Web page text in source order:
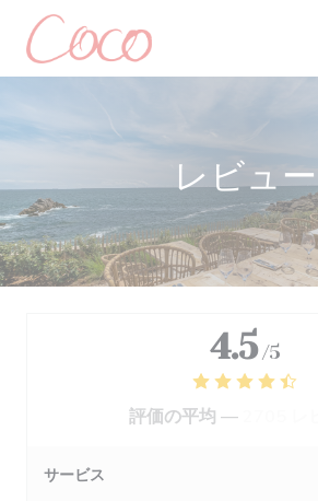
クッキー利用の管理について
レビュー
4.5 /5
評価の平均 —
サービス